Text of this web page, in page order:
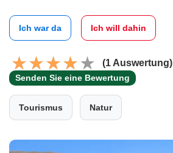
Ich war da Ich will dahin
(1 Auswertung)
Senden Sie eine Bewertung
Tourismus Natur